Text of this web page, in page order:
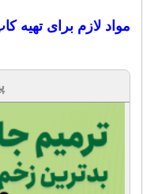
مواد لازم برای تهیه